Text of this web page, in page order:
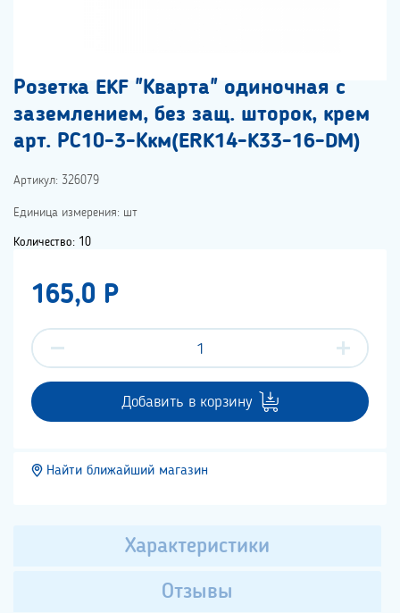
Розетка EKF "Кварта" одиночная с
заземлением, без защ. шторок, крем
арт. РС10-3-Ккм(ERK14-K33-16-DM)
Артикул: 326079
Единица измерения: шт
Количество: 10
165,0 P
Добавить в корзину
Найти ближайший магазин
Характеристики
Отзывы